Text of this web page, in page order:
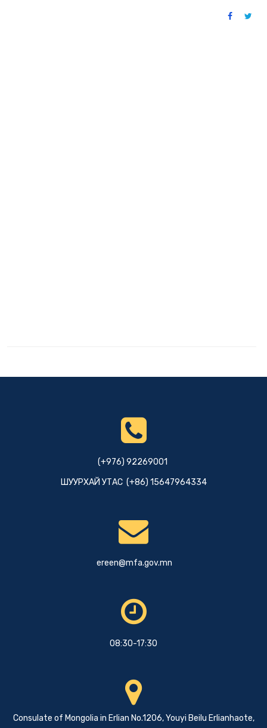
(+976) 92269001
ШУУРХАЙ УТАС (+86) 15647964334
ereen@mfa.gov.mn
08:30-17:30
Consulate of Mongolia in Erlian No.1206, Youyi Beilu Erlianhaote,